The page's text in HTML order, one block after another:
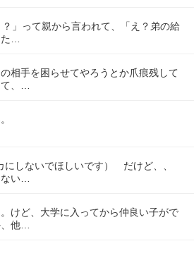
？」って親から言われて、「え？弟の給
…
相手を困らせてやろうとか爪痕残して
、…
しないでほしいです）　だけど、、
い…
けど、大学に入ってから仲良い子がで
他…